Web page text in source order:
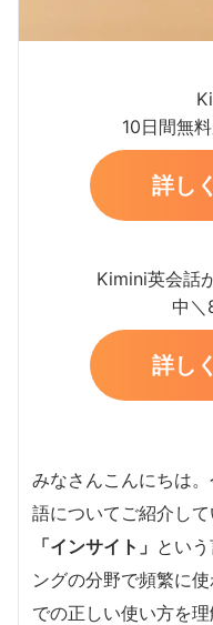
10日間無
詳し
Kimini英会話
中＼
詳し
みなさんこんにちは
語についてご紹介して
「インサイト」 とい
ングの分野で頻繁に
での正しい使い方を